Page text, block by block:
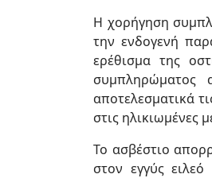
Η χορήγηση
την ενδογενή
ερέθισμα της
συμπληρώματος
αποτελεσματικά
στις ηλικιωμένες
Το ασβέστιο
στον εγγύς